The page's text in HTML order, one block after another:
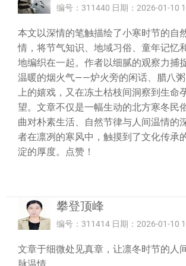
编号：311440 日期：2026-01-10
本文以深情的笔触描绘了小寒时节的自
情，将节气知识、地域习俗、童年记忆
地编织在一起。作者以细腻的观察力捕
温暖的烟火气——炉火旁的闲话、腊八
上的嬉戏，又在冻土枯枝间洞察到生命
望。文章不仅是一幅生动的北方寒冬民
曲对朴素生活、自然节律与人间温情的
者在凛冽的寒风中，触摸到了文化传承
淀的厚度。点赞！
攀登顶峰
编号：311414 日期：2026-01-10
文章于细微处见真章，让凛冬时节的人